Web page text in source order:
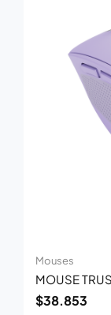
Mouses
MOUSE
$38.853